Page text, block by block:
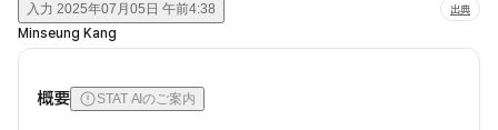
入力 2025年07月05日 午前4:38 出典
Minseung Kang
概要 STAT AIのご案内